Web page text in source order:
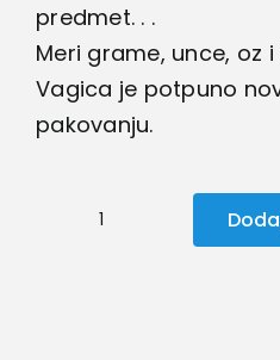
predmet. . .
Meri grame, unce, oz
Vagica je potpuno
pakovanju.
Džepna